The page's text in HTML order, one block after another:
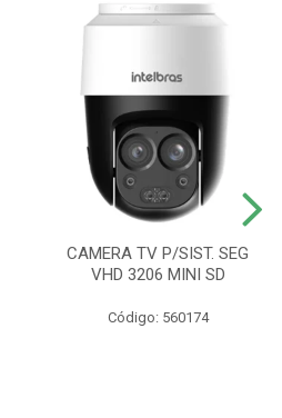
CAMERA TV P/SIST. SEG
VHD 3206 MINI SD
Código: 560174